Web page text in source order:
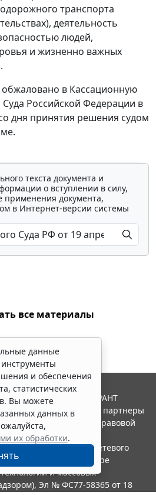
транспорта
деятельность
людей,
и жизненно важных
в Кассационную
Российской Федерации в
дня принятия решения судом
текста документа и
о вступлении в силу,
применения документа,
в Интернет-версии системы
все материалы
данные
и обеспечения
статистических
Вы можете
данных в
их обработки.
2026. Система ГАРАНТ
Компания "Гарант" и ее партнеры
ассоциации правовой
в качестве сетевого
по надзору в сфере
и массовых
Эл № ФС77-58365 от 18